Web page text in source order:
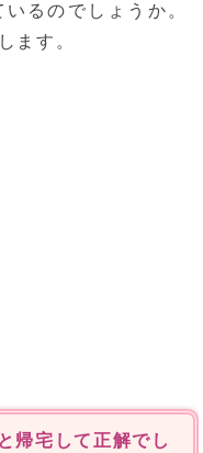
るのでしょうか。
ます。
帰宅して正解でし